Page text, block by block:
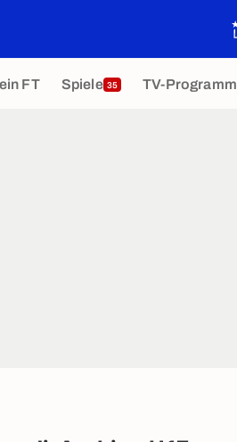
FT Spiele 35 TV-Programm